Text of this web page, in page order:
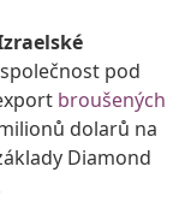
pod
broušených
dolarů na
Diamond